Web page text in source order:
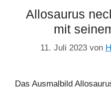
Allosaurus
mit
11. Juli 2023 von
Das Ausmalbild